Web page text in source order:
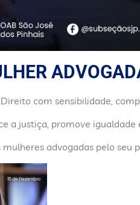
com sensibilidade,
a justiça, promove igualdade
mulheres advogadas pelo seu